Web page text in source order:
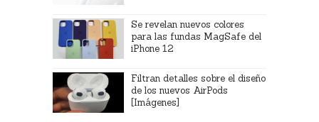
Se revelan nuevos colores
para las fundas MagSafe del
iPhone 12
Filtran detalles sobre el diseño
de los nuevos AirPods
[Imágenes]